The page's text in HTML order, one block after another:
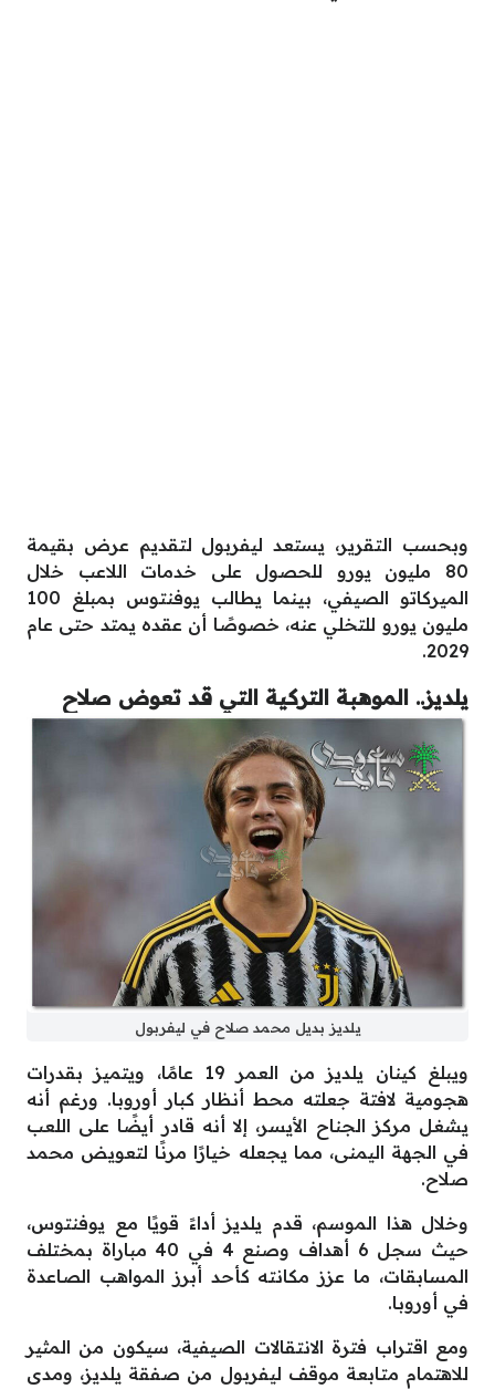
وبحسب التقرير، يستعد ليفربول لتقديم عرض بقيمة
80 مليون يورو للحصول على خدمات اللاعب خلال
الميركاتو الصيفي، بينما يطالب يوفنتوس بمبلغ 100
مليون يورو للتخلي عنه، خصوصًا أن عقده يمتد حتى عام
2029.
يلديز.. الموهبة التركية التي قد تعوض صلاح
يلديز بديل محمد صلاح في ليفربول
ويبلغ كينان يلديز من العمر 19 عامًا، ويتميز بقدرات
هجومية لافتة جعلته محط أنظار كبار أوروبا. ورغم أنه
يشغل مركز الجناح الأيسر، إلا أنه قادر أيضًا على اللعب
في الجهة اليمنى، مما يجعله خيارًا مرنًا لتعويض محمد
صلاح.
وخلال هذا الموسم، قدم يلديز أداءً قويًا مع يوفنتوس،
حيث سجل 6 أهداف وصنع 4 في 40 مباراة بمختلف
المسابقات، ما عزز مكانته كأحد أبرز المواهب الصاعدة
في أوروبا.
ومع اقتراب فترة الانتقالات الصيفية، سيكون من المثير
للاهتمام متابعة موقف ليفربول من صفقة يلديز، ومدى